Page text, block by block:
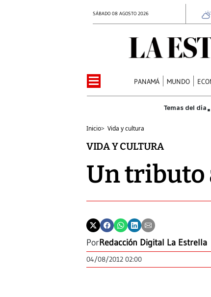
SÁBADO 08 AGOSTO 2026
PANAMÁ MUNDO
Inicio> Vida y cultura
VIDA Y CULTURA
Un tributo
PorRedacción Digital La Estrella
04/08/2012 02:00